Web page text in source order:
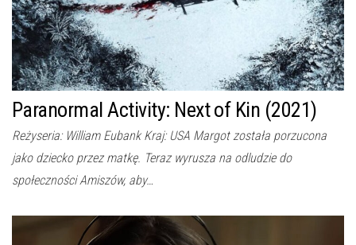
Paranormal Activity: Next of Kin (2021)
Reżyseria: William Eubank Kraj: USA Margot została porzucona
jako dziecko przez matkę. Teraz wyrusza na odludzie do
społeczności Amiszów, aby…